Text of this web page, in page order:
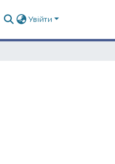
Увійти